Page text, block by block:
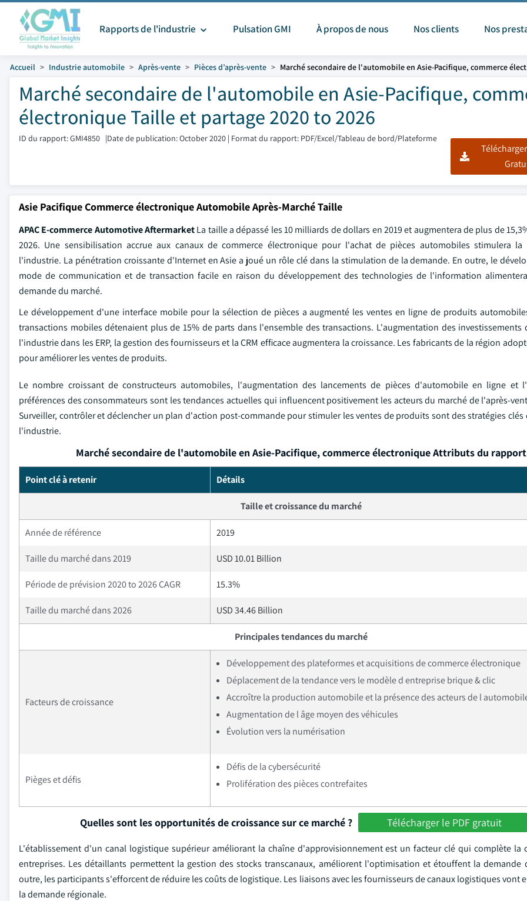
Rapports de l'industrie Pulsation GMI À propos de nous Nos clients Nos
Accueil Industrie automobile Après-vente Pièces d’après-vente Marché secondaire de l'automobile en Asie-Pacifique, commerce
Marché secondaire de l'automobile en Asie-Pacifique,
électronique Taille et partage 2020 to 2026
ID du rapport: GMI4850 |Date de publication: October 2020 | Format du rapport: PDF/Excel/Tableau de bord/Plateforme
Asie Pacifique Commerce électronique Automobile Après-Marché Taille
APAC E-commerce Automotive AftermarketLa taille a dépassé les 10 milliards de dollars en 2019 et augmentera de plus de
2026. Une sensibilisation accrue aux canaux de commerce électronique pour l'achat de pièces automobiles stimulera la
l'industrie. La pénétration croissante d'Internet en Asie a joué un rôle clé dans la stimulation de la demande. En outre, le
mode de communication et de transaction facile en raison du développement des technologies de l'information
demande du marché.
Le développement d'une interface mobile pour la sélection de pièces a augmenté les ventes en ligne de produits
transactions mobiles détenaient plus de 15% de parts dans l'ensemble des transactions. L'augmentation des investissements
l'industrie dans les ERP, la gestion des fournisseurs et la CRM efficace augmentera la croissance. Les fabricants de la région
pour améliorer les ventes de produits.
Le nombre croissant de constructeurs automobiles, l'augmentation des lancements de pièces d'automobile en ligne et
préférences des consommateurs sont les tendances actuelles qui influencent positivement les acteurs du marché de l'après-
Surveiller, contrôler et déclencher un plan d'action post-commande pour stimuler les ventes de produits sont des stratégies clés
l'industrie.
Marché secondaire de l'automobile en Asie-Pacifique, commerce électronique Attributs du rapport
Point clé à retenir Détails
Taille et croissance du marché
Année de référence 2019
Taille du marché dans 2019 USD 10.01 Billion
Période de prévision 2020 to 2026 CAGR 15.3%
Taille du marché dans 2026 USD 34.46 Billion
Principales tendances du marché
Facteurs de croissance
Développement des plateformes et acquisitions de commerce électronique
Déplacement de la tendance vers le modèle d entreprise brique & clic
Accroître la production automobile et la présence des acteurs de l
Augmentation de l âge moyen des véhicules
Évolution vers la numérisation
Pièges et défis
Défis de la cybersécurité
Prolifération des pièces contrefaites
Quelles sont les opportunités de croissance sur ce marché ? Télécharger le PDF gratuit
L'établissement d'un canal logistique supérieur améliorant la chaîne d'approvisionnement est un facteur clé qui complète la
entreprises. Les détaillants permettent la gestion des stocks transcanaux, améliorent l'optimisation et étouffent la demande
outre, les participants s'efforcent de réduire les coûts de logistique. Les liaisons avec les fournisseurs de canaux logistiques vont
la demande régionale.